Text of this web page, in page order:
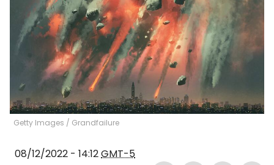
Getty Images / Grandfailure
08/12/2022 - 14:12GMT-5